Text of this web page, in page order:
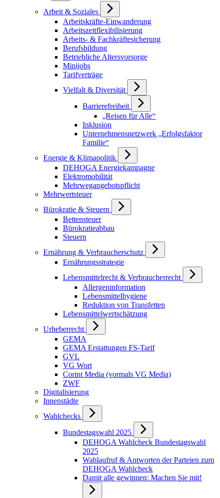
Arbeit & Soziales
Arbeitskräfte-Einwanderung
Arbeitszeitflexibilisierung
Arbeits- & Fachkräftesicherung
Berufsbildung
Betriebliche Altersvorsorge
Minijobs
Tarifverträge
Vielfalt & Diversität
Barrierefreiheit
„Reisen für Alle“
Inklusion
Unternehmensnetzwerk „Erfolgsfaktor
Familie“
Energie & Klimapolitik
DEHOGA Energiekampagne
Elektromobilität
Mehrwegangebotspflicht
Mehrwertsteuer
Bürokratie & Steuern
Bettensteuer
Bürokratieabbau
Steuern
Ernährung & Verbraucherschutz
Ernährungsstrategie
Lebensmittelrecht & Verbraucherrecht
Allergeninformation
Lebensmittelhygiene
Reduktion von Transfetten
Lebensmittelwertschätzung
Urheberrecht
GEMA
GEMA Erstattungen FS-Tarif
GVL
VG Wort
Corint Media (vormals VG Media)
ZWF
Digitalisierung
Innenstädte
Wahlchecks
Bundestagswahl 2025
DEHOGA Wahlcheck Bundestagswahl
2025
Wahlaufruf & Antworten der Parteien zum
DEHOGA Wahlcheck
Damit alle gewinnen: Machen Sie mit!